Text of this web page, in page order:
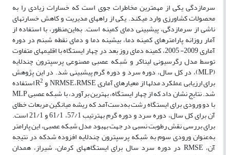
سرمازدگی یکی از مهم­ترین مخاطرات جوی است که خسارات زیادی را به
محصولات کشاورزی وارد می­کند. یکی از راه­های مدیریت و کاهش خسارت­های
ناشی از سرمازدگی، پیش­بینی دمای کمینه است. به‌این‌منظور، با استفاده از
آمار روزانه پارامترهای کمینه دما، بیشینه دما و دمای نقطه شبنم در دوره
آماری 2009- 2005، کمینه دمای روز بعد در چهار ایستگاه با اقلیم­های متفاوت
توسط مدل رگرسیونی لیناکر و شبکه عصبی مصنوعی پرسپترون چند­لایه
(MLP)، در کل سال، دوره سرد و دوره گرم پیش­بینی شد. در این پژوهش
برای ارزیابی عملکرد مدل­ها از معیارهای آماری NRMSE،RMSE و R 2 استفاده
شد. نتایج نشان داد که از چهار ایستگاه، بهترین برآورد، با شبکه عصبی MLP
با دو ورودی برای ایستگاه رشت به‌دست‌آمد که ریشه میانگین مربعات خطای
آن برای کل سال، دوره سرد و دوره گرم به­ترتیب 57/1، 61/1 و 21/1 است.
برای بررسی نقش رطوبت نسبی در جهت بهبود مدل شبکه عصبی، این پارامتر
به‌عنوان ورودی سوم به شبکه پرسپترون چند­لایه افزوده شدکه در نتیجه
آن، RMSE در دوره سرد سال برای ایستگاه­های کرمان، شیراز، همدان